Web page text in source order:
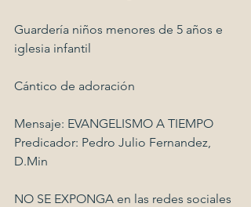
Guardería niños menores de 5 años e
iglesia infantil
Cántico de adoración
Mensaje: EVANGELISMO A TIEMPO
Predicador: Pedro Julio Fernandez,
D.Min
NO SE EXPONGA en las redes sociales